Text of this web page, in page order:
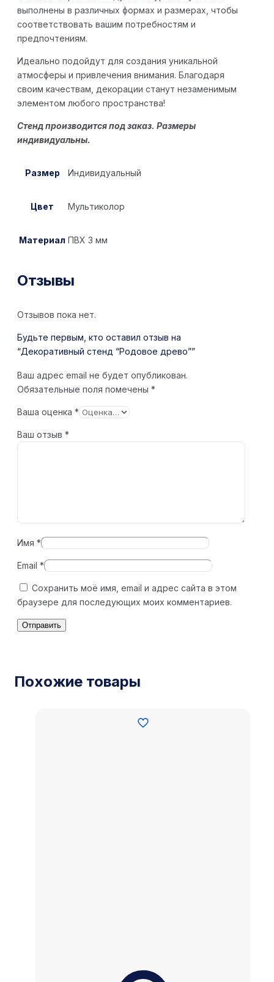
выполнены в различных формах и размерах, чтобы
соответствовать вашим потребностям и
предпочтениям.
Идеально подойдут для создания уникальной
атмосферы и привлечения внимания. Благодаря
своим качествам, декорации станут незаменимым
элементом любого пространства!
Стенд производится под заказ. Размеры
индивидуальны.
Размер Индивидуальный
Цвет Мультиколор
Материал ПВХ 3 мм
Отзывы
Отзывов пока нет.
Будьте первым, кто оставил отзыв на
“Декоративный стенд “Родовое древо””
Ваш адрес email не будет опубликован.
Обязательные поля помечены *
Ваша оценка *
Ваш отзыв *
Имя *
Email *
Сохранить моё имя, email и адрес сайта в этом
браузере для последующих моих комментариев.
Похожие товары